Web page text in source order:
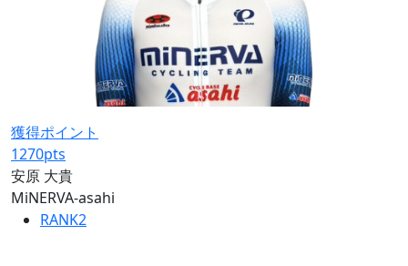
獲得ポイント
1270pts
安原 大貴
MiNERVA-asahi
RANK2